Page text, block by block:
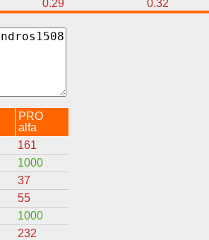
0.29 0.32
PRO
alfa
161
1000
37
55
1000
232